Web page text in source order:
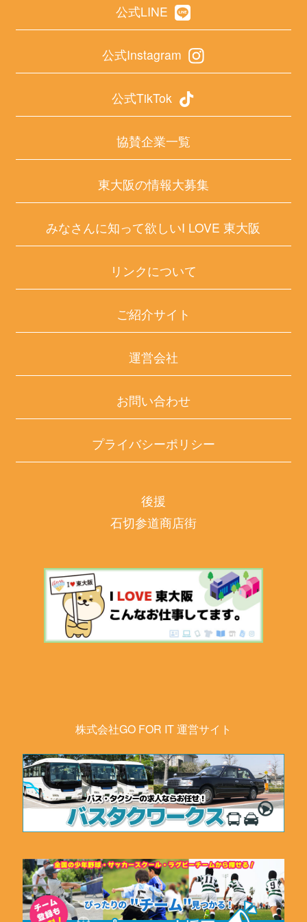
公式LINE
公式Instagram
公式TikTok
協賛企業一覧
東大阪の情報大募集
みなさんに知って欲しいI LOVE 東大阪
リンクについて
ご紹介サイト
運営会社
お問い合わせ
プライバシーポリシー
後援
石切参道商店街
株式会社GO FOR IT 運営サイト